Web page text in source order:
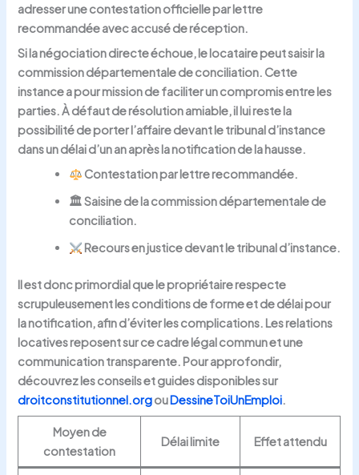
adresser une contestation officielle par lettre
recommandée avec accusé de réception.
Si la négociation directe échoue, le locataire peut saisir la
commission départementale de conciliation. Cette
instance a pour mission de faciliter un compromis entre les
parties. À défaut de résolution amiable, il lui reste la
possibilité de porter l’affaire devant le tribunal d’instance
dans un délai d’un an après la notification de la hausse.
Contestation par lettre recommandée.
🏛 Saisine de la commission départementale de
conciliation.
Recours en justice devant le tribunal d’instance.
Il est donc primordial que le propriétaire respecte
scrupuleusement les conditions de forme et de délai pour
la notification, afin d’éviter les complications. Les relations
locatives reposent sur ce cadre légal commun et une
communication transparente. Pour approfondir,
découvrez les conseils et guides disponibles sur
droitconstitutionnel.orgouDessineToiUnEmploi.
Moyen de
contestation
Délai limite Effet attendu